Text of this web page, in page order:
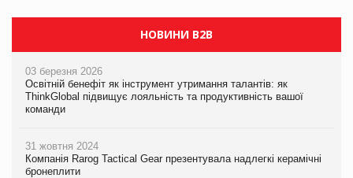
НОВИНИ B2B
03 березня 2026
Освітній бенефіт як інструмент утримання талантів: як
ThinkGlobal підвищує лояльність та продуктивність вашої
команди
31 жовтня 2024
Компанія Rarog Tactical Gear презентувала надлегкі керамічні
бронеплити